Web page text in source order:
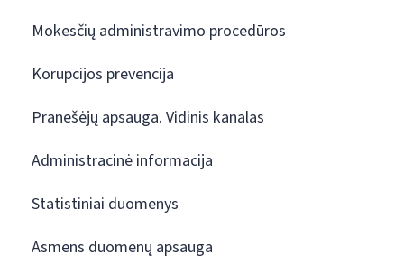
Mokesčių administravimo procedūros
Korupcijos prevencija
Pranešėjų apsauga. Vidinis kanalas
Administracinė informacija
Statistiniai duomenys
Asmens duomenų apsauga